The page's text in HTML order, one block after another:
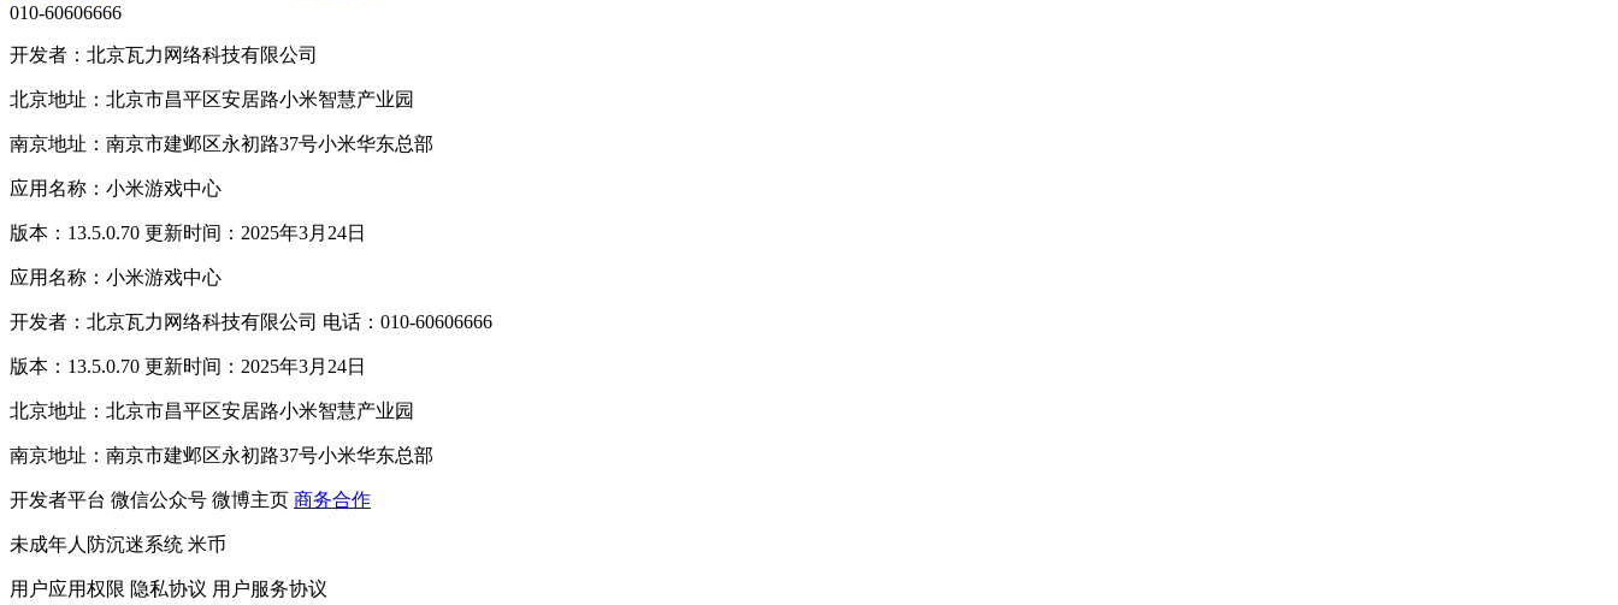
010-60606666
开发者：北京瓦力网络科技有限公司
北京地址：北京市昌平区安居路小米智慧产业园
南京地址：南京市建邺区永初路37号小米华东总部
应用名称：小米游戏中心
版本：13.5.0.70 更新时间：2025年3月24日
应用名称：小米游戏中心
开发者：北京瓦力网络科技有限公司 电话：010-60606666
版本：13.5.0.70 更新时间：2025年3月24日
北京地址：北京市昌平区安居路小米智慧产业园
南京地址：南京市建邺区永初路37号小米华东总部
开发者平台 微信公众号 微博主页 商务合作
未成年人防沉迷系统 米币
用户应用权限 隐私协议 用户服务协议